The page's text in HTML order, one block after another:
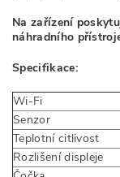
Na zařízení
náhradního
Specifikace:
Wi-Fi
Senzor
Teplotní citlivost
Rozlišení displeje